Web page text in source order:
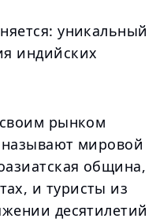
уникальный
индийских
своим рынком
мировой
община,
и туристы из
десятилетий